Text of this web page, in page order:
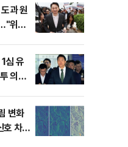
과 원
위법
심 유
의
변화
호 차이